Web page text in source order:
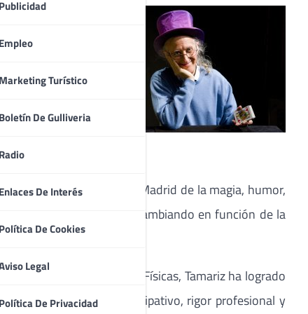
Publicidad
Empleo
Marketing Turístico
Boletín De Gulliveria
Radio
Enlaces De Interés
Política De Cookies
Legal
Política De Privacidad
de los
baraja
mayor
España
de enero), que llenarán Madrid de la magia, humor,
es fijo, sino que va cambiando en función de la
Licenciado en Ciencias Físicas, Tamariz ha logrado
de magia. Humor participativo, rigor profesional y